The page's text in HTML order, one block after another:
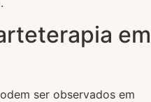
em
ser observados em